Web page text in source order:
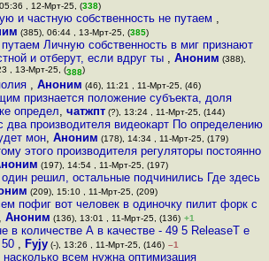
, 12-Мрт-25, (338)
и частную собственность не путаем ,
(385), 06:44 , 13-Мрт-25, (385)
Личную собственность в миг признают
и отберут, если вдруг ты , Аноним (388),
, 13-Мрт-25, (388)
, Аноним (46), 11:21 , 11-Мрт-25, (46)
признается положение субъекта, доля
определ, чатжпт(?), 13:24 , 11-Мрт-25, (144)
два производителя видеокарт По определению
мон,Аноним (178), 14:34 , 11-Мрт-25, (179)
этого производителя регуляторы постоянно
(197), 14:54 , 11-Мрт-25, (197)
решил, остальные подчинились Где здесь
(209), 15:10 , 11-Мрт-25, (209)
пофиг вот человек в одиночку пилит форк с
Аноним (136), 13:01 , 11-Мрт-25, (136) +1
в количестве А в качестве - 49 5 ReleaseТ е
, Fyjy(-), 13:26 , 11-Мрт-25, (146) –1
насколько всем нужна оптимизация